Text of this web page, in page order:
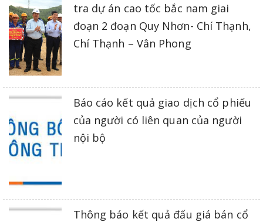
tra dự án cao tốc bắc nam giai
đoạn 2 đoạn Quy Nhơn- Chí Thạnh,
Chí Thạnh – Vân Phong
Báo cáo kết quả giao dịch cổ phiếu
của người có liên quan của người
nội bộ
Thông báo kết quả đấu giá bán cổ